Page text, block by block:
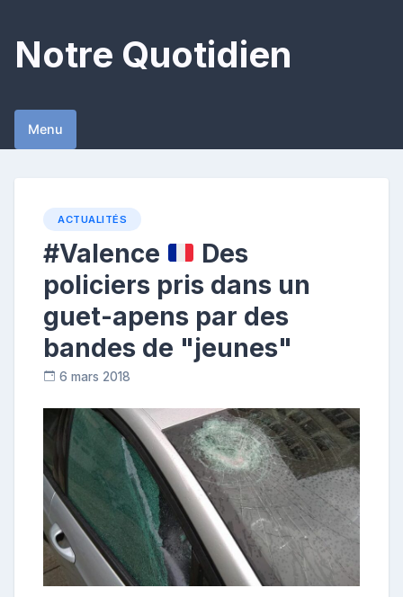
content
Notre Quotidien
Menu
ACTUALITÉS
#Valence
Des
policiers pris dans un
guet-apens par des
bandes de "jeunes"
6 mars 2018
o
n
t
r
i
b
u
t
e
u